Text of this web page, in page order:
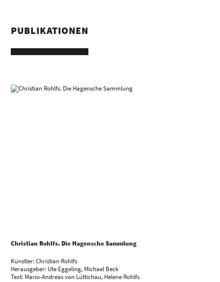
PUBLIKATIONEN
Christian Rohlfs. Die Hagensche Sammlung
Künstler: Christian Rohlfs
Herausgeber: Ute Eggeling, Michael Beck
Text: Mario-Andreas von Lüttichau, Helene Rohlfs